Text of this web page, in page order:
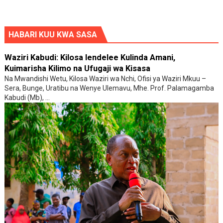
HABARI KUU KWA SASA
Waziri Kabudi: Kilosa Iendelee Kulinda Amani,
Kuimarisha Kilimo na Ufugaji wa Kisasa
Na Mwandishi Wetu, Kilosa Waziri wa Nchi, Ofisi ya Waziri Mkuu –
Sera, Bunge, Uratibu na Wenye Ulemavu, Mhe. Prof. Palamagamba
Kabudi (Mb), ...